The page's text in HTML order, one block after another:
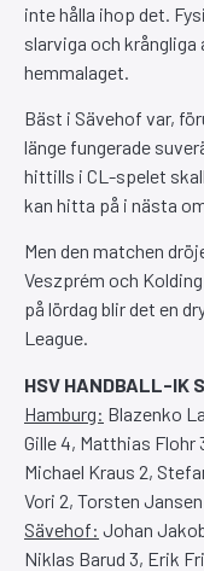
inte hålla ihop det.
slarviga och
hemmalaget.
Bäst i Sävehof var,
länge fungerade
hittills i CL-spelet
kan hitta på i nästa
Men den matchen
Veszprém och
på lördag blir det en
League.
HSV HANDBALL-IK
Hamburg: Blazenko
Gille 4, Matthias Flohr
Michael Kraus 2,
Vori 2, Torsten Jansen
Sävehof: Johan
Niklas Barud 3, Erik